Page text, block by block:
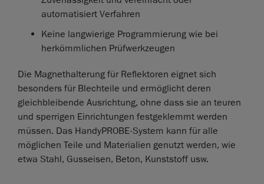
automatisiert Verfahren
Keine langwierige Programmierung wie bei
herkömmlichen Prüfwerkzeugen
Die Magnethalterung für Reflektoren eignet sich
besonders für Blechteile und ermöglicht deren
gleichbleibende Ausrichtung, ohne dass sie an teuren
und sperrigen Einrichtungen festgeklemmt werden
müssen. Das HandyPROBE-System kann für alle
möglichen Teile und Materialien genutzt werden, wie
etwa Stahl, Gusseisen, Beton, Kunststoff usw.